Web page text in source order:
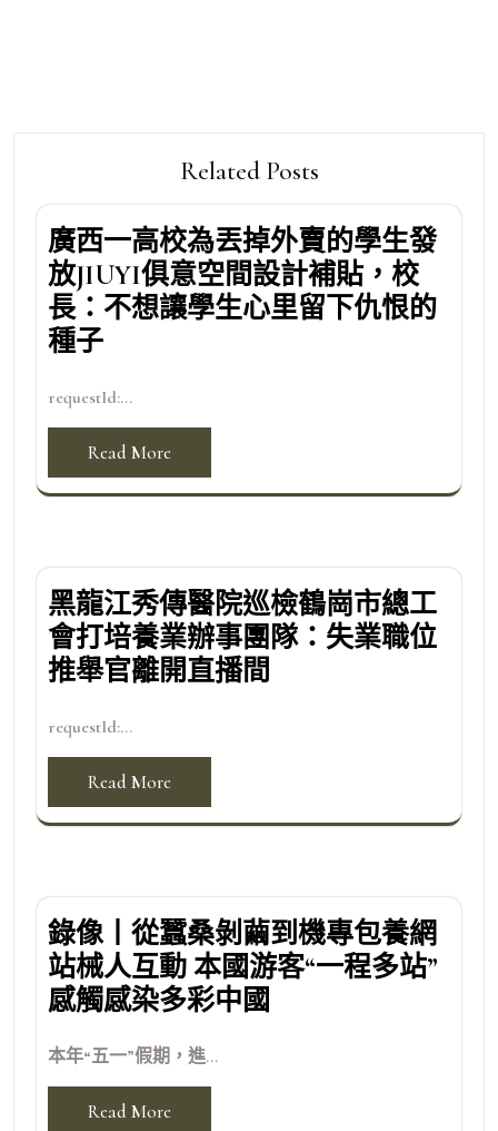
Related Posts
廣西一高校為丟掉外賣的學生發
放JIUYI俱意空間設計補貼，校
長：不想讓學生心里留下仇恨的
種子
requestId:...
Read More
黑龍江秀傳醫院巡檢鶴崗市總工
會打培養業辦事團隊：失業職位
推舉官離開直播間
requestId:...
Read More
錄像丨從蠶桑剝繭到機專包養網
站械人互動 本國游客“一程多站”
感觸感染多彩中國
本年“五一”假期，進...
Read More